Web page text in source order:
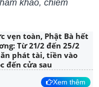
khảo, chiêm
vẹn toàn, Phật Bà hết
Từ 21/2 đến 25/2
phát tài, tiền vào
đến cửa sau
Xem thêm